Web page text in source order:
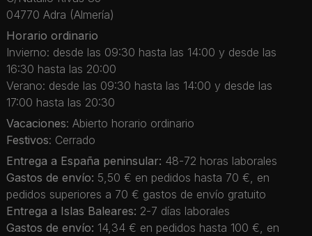
04770 Adra (Almería)
Horario ordinario
Invierno: desde las 09:30 hasta las 14:00 y desde las
16:30 hasta las 20:00
Verano: desde las 09:30 hasta las 14:00 y desde las
17:00 hasta las 20:30
Vacaciones: Abierto horario ordinario
Festivos: Cerrado
Entrega a España peninsular: 48-72 horas laborales
Gastos de envío: 5,50 € en pedidos hasta 70 €, en
pedidos superiores a 70 € gastos de envío gratuito
Entrega a Islas Baleares: 2-7 días laborales
Gastos de envío: 14,34 € en pedidos hasta 100 €, en